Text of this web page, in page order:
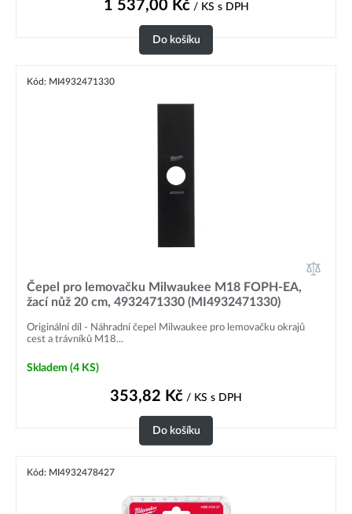
1 537,00 Kč/ KS s DPH
Do košíku
Kód: MI4932471330
Čepel pro lemovačku Milwaukee M18 FOPH-EA,
žací nůž 20 cm, 4932471330 (MI4932471330)
Originální díl - Náhradní čepel Milwaukee pro lemovačku okrajů
cest a trávníků M18...
Skladem (4 KS)
353,82 Kč / KS s DPH
Do košíku
Kód: MI4932478427